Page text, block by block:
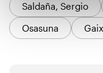
Saldaña, Sergio
Osasuna